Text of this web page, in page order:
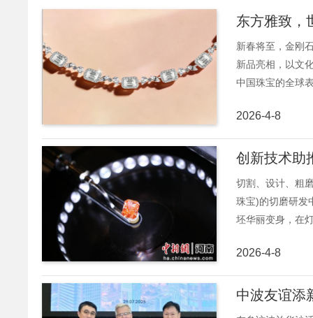
东方雅致，
新春将至，金刚
新品亮相，以文
中国珠宝的全球
2026-4-8
创新技术助
切割、设计、粗
珠宝)的切磨研发
坯华丽变身，在
2026-4-8
中波友谊添